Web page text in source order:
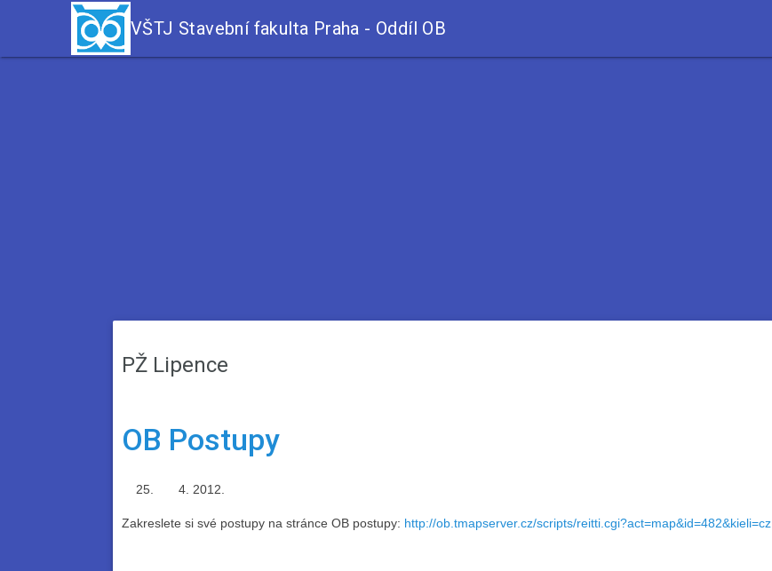
VŠTJ Stavební fakulta Praha - Oddíl OB
PŽ Lipence
OB Postupy
2012.
Zakreslete si své postupy na stránce OB postupy: http://ob.tmapserver.cz/scripts/reitti.cgi?act=map&id=482&kieli=cz